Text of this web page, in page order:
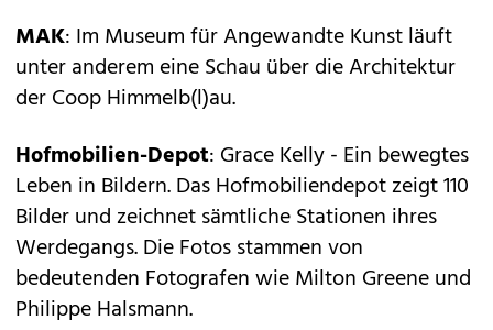
MAK: Im Museum für Angewandte Kunst läuft
unter anderem eine Schau über die Architektur
der Coop Himmelb(l)au.
Hofmobilien-Depot: Grace Kelly - Ein bewegtes
Leben in Bildern. Das Hofmobiliendepot zeigt 110
Bilder und zeichnet sämtliche Stationen ihres
Werdegangs. Die Fotos stammen von
bedeutenden Fotografen wie Milton Greene und
Philippe Halsmann.